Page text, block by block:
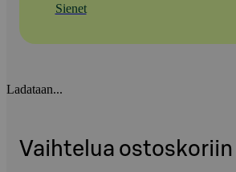
Sienet
Ladataan...
Vaihtelua ostoskoriin